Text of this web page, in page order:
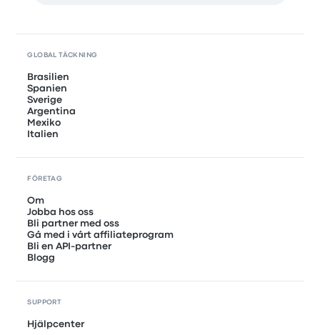
GLOBAL TÄCKNING
Brasilien
Spanien
Sverige
Argentina
Mexiko
Italien
FÖRETAG
Om
Jobba hos oss
Bli partner med oss
Gå med i vårt affiliateprogram
Bli en API-partner
Blogg
SUPPORT
Hjälpcenter